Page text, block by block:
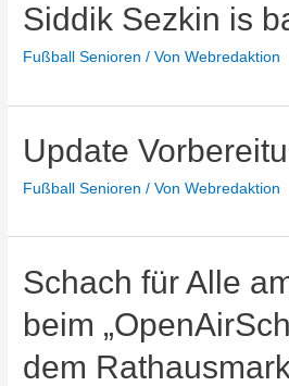
Siddik Sezkin is
Fußball Senioren / VonWebredaktion
Update
Fußball Senioren / VonWebredaktion
Schach für Alle
beim
dem